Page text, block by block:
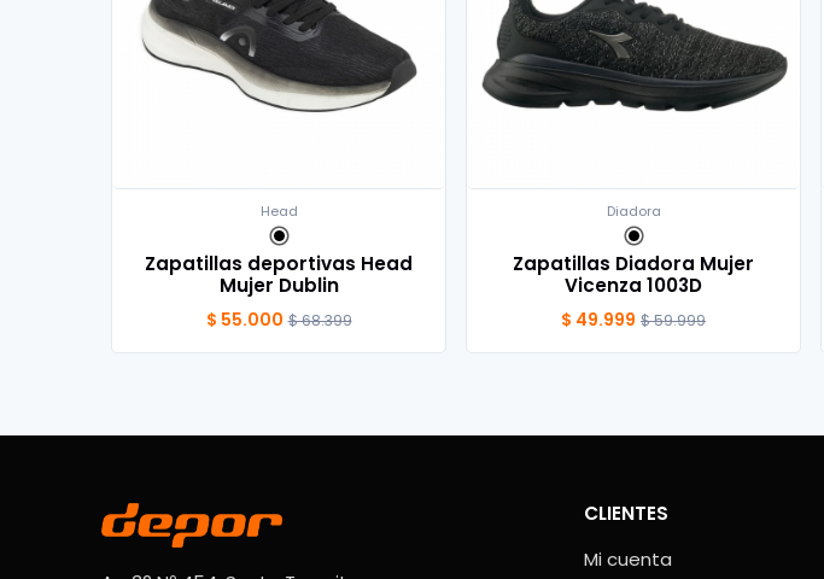
Head
Zapatillas deportivas Head
Mujer Dublin
$ 55.000 $ 68.399
Diadora
Zapatillas Diadora Mujer
Vicenza 1003D
$ 49.999 $ 59.999
CLIENTES
Mi cuenta